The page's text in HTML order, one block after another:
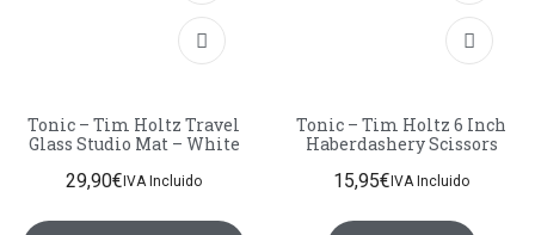
Tonic – Tim Holtz Travel
Glass Studio Mat – White
29,90€IVA Incluido
Tonic – Tim Holtz 6 Inch
Haberdashery Scissors
15,95€IVA Incluido